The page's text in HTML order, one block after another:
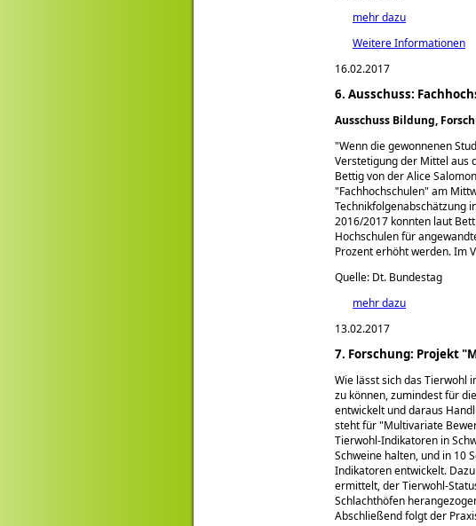
mehr dazu
Weitere Informationen
16.02.2017
6. Ausschuss:
Ausschuss Bildung,
Wenn die gewonnenen
Verstetigung der Mittel aus
Bettig von der Alice
Fachhochschulen am
Technikfolgenabschätzung
2016/2017 konnten laut
Hochschulen für
Prozent erhöht werden. Im
Quelle: Dt. Bundestag
mehr dazu
13.02.2017
7. Forschung: Projekt
Wie lässt sich das Tierwohl
zu können, zumindest für
entwickelt und daraus
steht für Multivariate
Tierwohl-Indikatoren in
Schweine halten, und in 10
Indikatoren entwickelt.
ermittelt, der Tierwohl-
Schlachthöfen
Abschließend folgt der